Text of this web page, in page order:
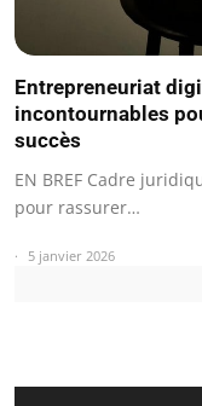
Entrepreneuriat
incontournables
succès
EN BREF Cadre
pour rassurer…
5 janvier 2026